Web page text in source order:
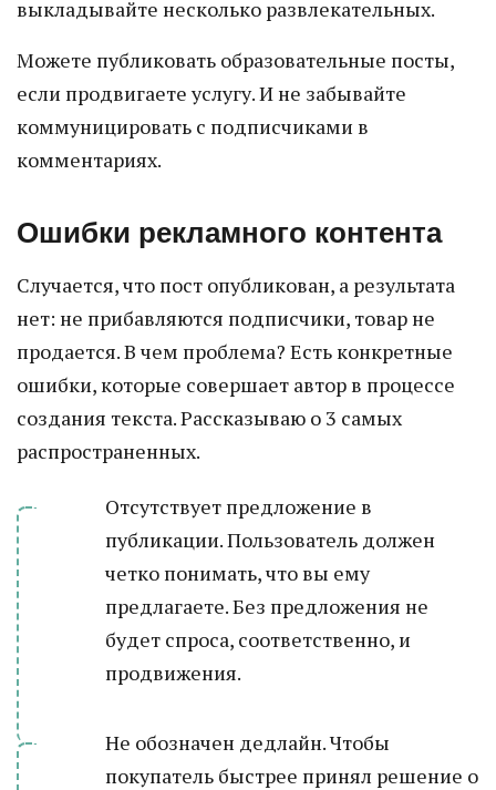
выкладывайте несколько развлекательных.
Можете публиковать образовательные посты,
если продвигаете услугу. И не забывайте
коммуницировать с подписчиками в
комментариях.
Ошибки рекламного контента
Случается, что пост опубликован, а результата
нет: не прибавляются подписчики, товар не
продается. В чем проблема? Есть конкретные
ошибки, которые совершает автор в процессе
создания текста. Рассказываю о 3 самых
распространенных.
Отсутствует предложение в
публикации. Пользователь должен
четко понимать, что вы ему
предлагаете. Без предложения не
будет спроса, соответственно, и
продвижения.
Не обозначен дедлайн. Чтобы
покупатель быстрее принял решение о